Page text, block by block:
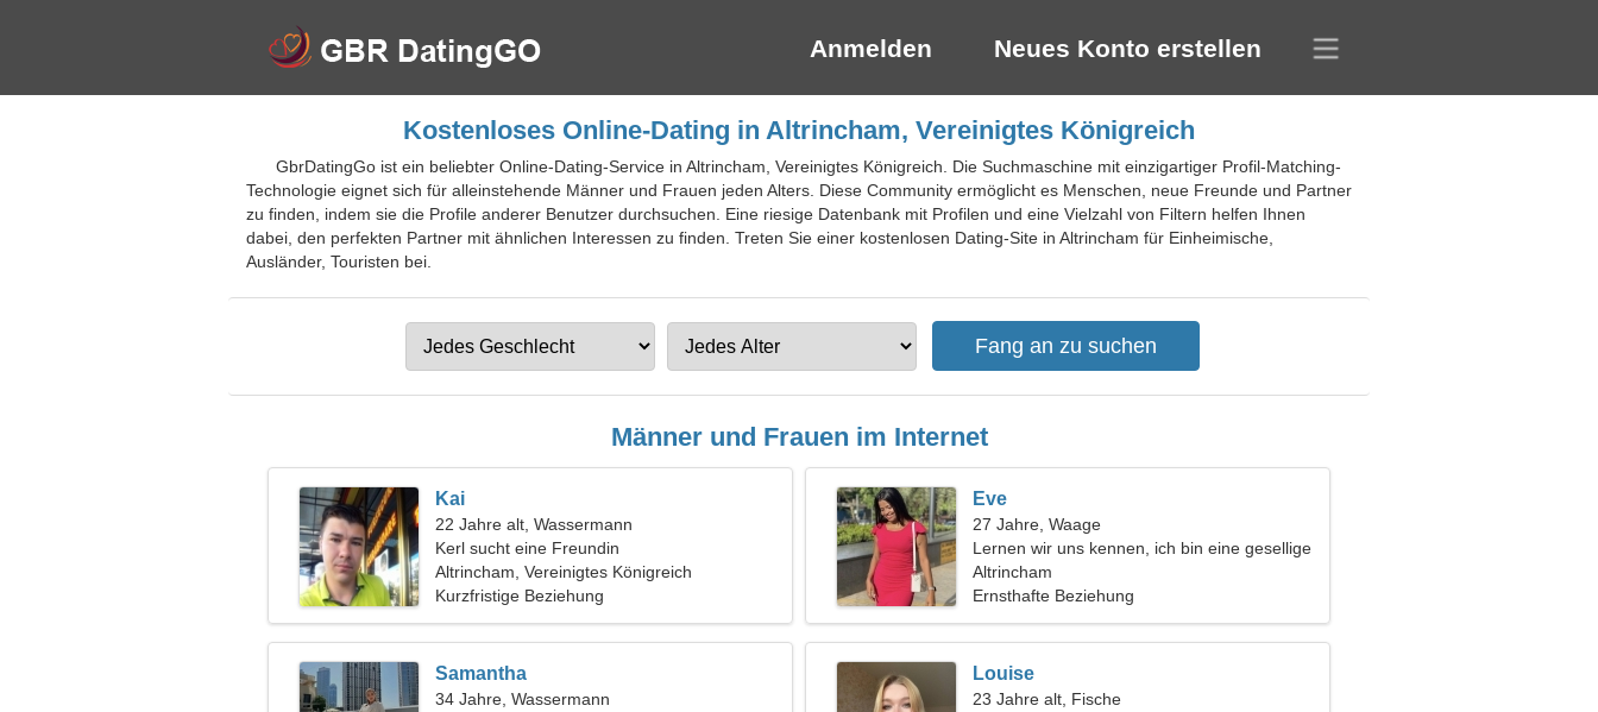
Anmelden Neues Konto erstellen
Kostenloses Online-Dating in Altrincham, Vereinigtes Königreich
GbrDatingGo ist ein beliebter Online-Dating-Service in Altrincham, Vereinigtes Königreich. Die Suchmaschine mit einzigartiger Profil-Matching-
Technologie eignet sich für alleinstehende Männer und Frauen jeden Alters. Diese Community ermöglicht es Menschen, neue Freunde und Partner
zu finden, indem sie die Profile anderer Benutzer durchsuchen. Eine riesige Datenbank mit Profilen und eine Vielzahl von Filtern helfen Ihnen
dabei, den perfekten Partner mit ähnlichen Interessen zu finden. Treten Sie einer kostenlosen Dating-Site in Altrincham für Einheimische,
Ausländer, Touristen bei.
Männer und Frauen im Internet
Kai
22 Jahre alt, Wassermann
Kerl sucht eine Freundin
Altrincham, Vereinigtes Königreich
Kurzfristige Beziehung
Eve
27 Jahre, Waage
Lernen wir uns kennen, ich bin eine gesellige
Frau
Altrincham
Ernsthafte Beziehung
Samantha
34 Jahre, Wassermann
Louise
23 Jahre alt, Fische